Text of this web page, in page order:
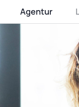
Agentur